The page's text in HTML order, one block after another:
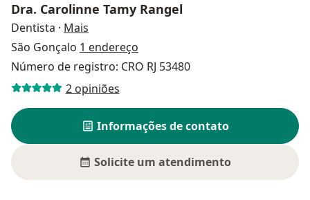
Dra. Carolinne Tamy Rangel
Dentista · Mais
São Gonçalo 1 endereço
Número de registro: CRO RJ 53480
2 opiniões
Informações de contato
Solicite um atendimento